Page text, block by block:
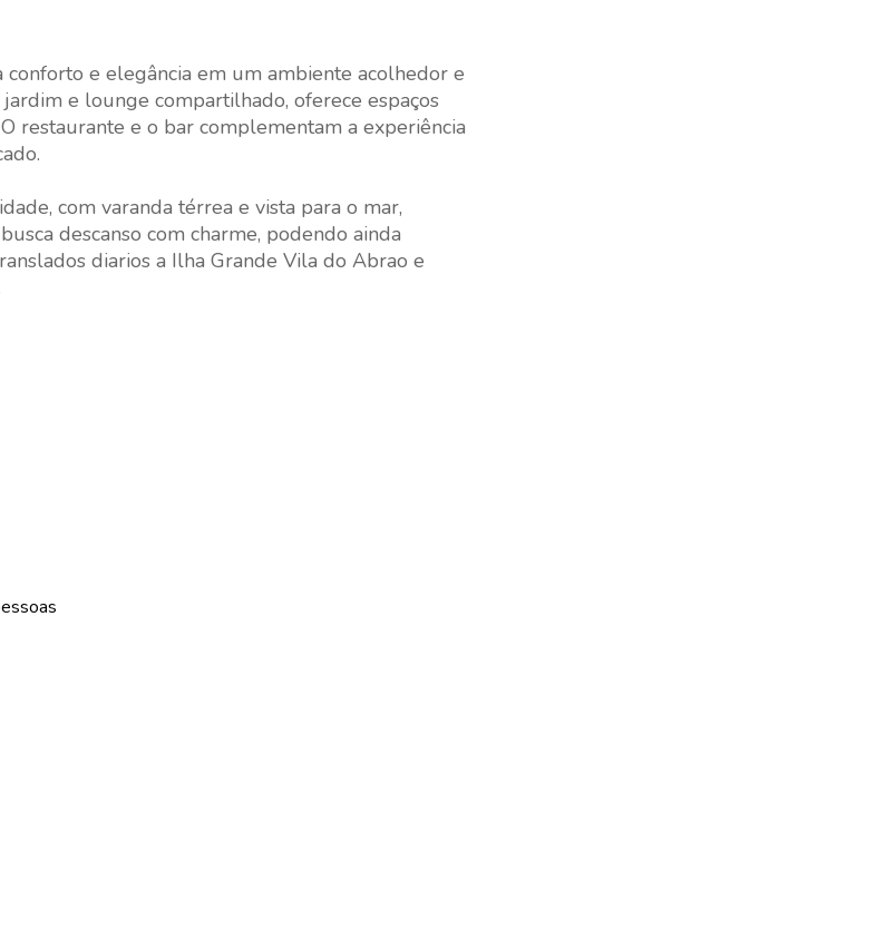
e elegância em um ambiente acolhedor e
e lounge compartilhado, oferece espaços
restaurante e o bar complementam a experiência
com varanda térrea e vista para o mar,
descanso com charme, podendo ainda
diarios a Ilha Grande Vila do Abrao e